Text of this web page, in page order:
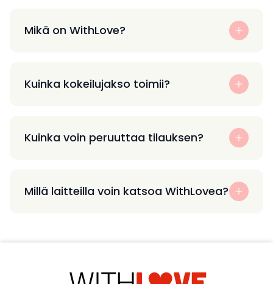
Mikä on WithLove?
Kuinka kokeilujakso toimii?
Kuinka voin peruuttaa tilauksen?
Millä laitteilla voin katsoa WithLovea?